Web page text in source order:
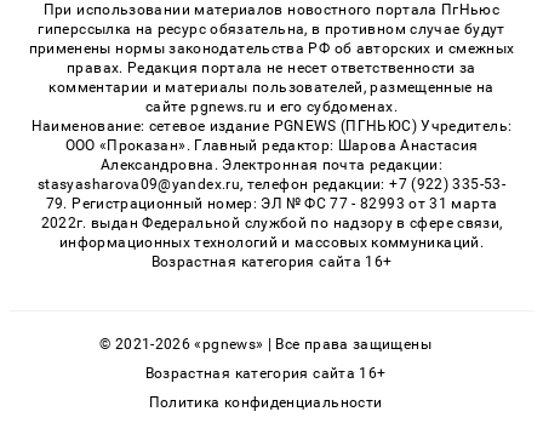
При использовании материалов новостного портала ПгНьюс
гиперссылка на ресурс обязательна, в противном случае будут
применены нормы законодательства РФ об авторских и смежных
правах. Редакция портала не несет ответственности за
комментарии и материалы пользователей, размещенные на
сайте pgnews.ru и его субдоменах.
Наименование: сетевое издание PGNEWS (ПГНЬЮС) Учредитель:
ООО «Проказан». Главный редактор: Шарова Анастасия
Александровна. Электронная почта редакции:
stasyasharova09@yandex.ru, телефон редакции: +7 (922) 335-53-
79. Регистрационный номер: ЭЛ № ФС 77 - 82993 от 31 марта
2022г. выдан Федеральной службой по надзору в сфере связи,
информационных технологий и массовых коммуникаций.
Возрастная категория сайта 16+
© 2021-2026 «pgnews» | Все права защищены
Возрастная категория сайта 16+
Политика конфиденциальности